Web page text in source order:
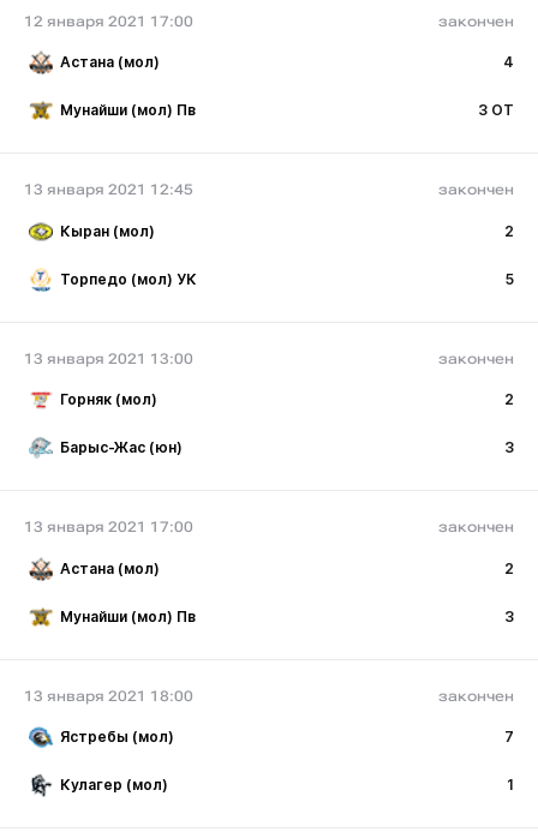
12 января 2021 17:00 закончен
Астана (мол) 4
Мунайши (мол) Пв 3 ОТ
13 января 2021 12:45 закончен
Кыран (мол) 2
Торпедо (мол) УК 5
13 января 2021 13:00 закончен
Горняк (мол) 2
Барыс-Жас (юн) 3
13 января 2021 17:00 закончен
Астана (мол) 2
Мунайши (мол) Пв 3
13 января 2021 18:00 закончен
Ястребы (мол) 7
Кулагер (мол) 1